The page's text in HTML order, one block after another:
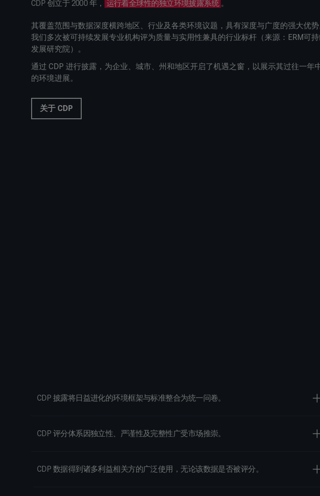
CDP 创立于 2000 年， 运行着全球性的独立环境披露系统 。
其覆盖范围与数据深度横跨地区、行业及各类环境议题，具有深度与广度的强大优势
我们多次被可持续发展专业机构评为质量与实用性兼具的行业标杆（来源：ERM可
发展研究院）。
通过 CDP 进行披露，为企业、城市、州和地区开启了机遇之窗，以展示其过往一年
的环境进展。
关于 CDP
CDP 披露将日益进化的环境框架与标准整合为统一问卷。
CDP 评分体系因独立性、严谨性及完整性广受市场推崇。
CDP 数据得到诸多利益相关方的广泛使用，无论该数据是否被评分。